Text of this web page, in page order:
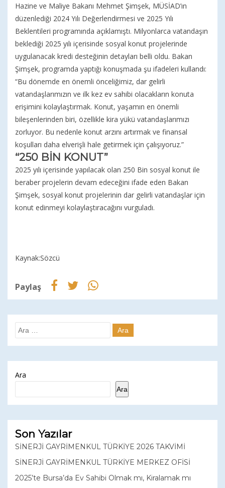
Hazine ve Maliye Bakanı Mehmet Şimşek, MÜSİAD’ın
düzenlediği 2024 Yılı Değerlendirmesi ve 2025 Yılı
Beklentileri programında açıklamıştı. Milyonlarca vatandaşın
beklediği 2025 yılı içerisinde sosyal konut projelerinde
uygulanacak kredi desteğinin detayları belli oldu. Bakan
Şimşek, programda yaptığı konuşmada şu ifadeleri kullandı:
“Bu dönemde en önemli önceliğimiz, dar gelirli
vatandaşlarımızın ve ilk kez ev sahibi olacakların konuta
erişimini kolaylaştırmak. Konut, yaşamın en önemli
bileşenlerinden biri, özellikle kira yükü vatandaşlarımızı
zorluyor. Bu nedenle konut arzını artırmak ve finansal
koşulları daha elverişli hale getirmek için çalışıyoruz.”
“250 BİN KONUT”
2025 yılı içerisinde yapılacak olan 250 Bin sosyal konut ile
beraber projelerin devam edeceğini ifade eden Bakan
Şimşek, sosyal konut projelerinin dar gelirli vatandaşlar için
konut edinmeyi kolaylaştıracağını vurguladı.
Kaynak:Sözcü
Paylaş
Ara
Ara
Son Yazılar
SİNERJİ GAYRİMENKUL TÜRKİYE 2026 TAKVİMİ
SİNERJİ GAYRİMENKUL TÜRKİYE MERKEZ OFİSİ
2025’te Bursa’da Ev Sahibi Olmak mı, Kiralamak mı